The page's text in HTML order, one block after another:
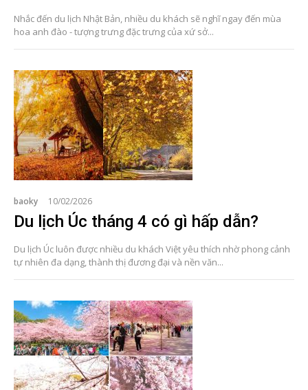
Nhắc đến du lịch Nhật Bản, nhiều du khách sẽ nghĩ ngay đến mùa
hoa anh đào - tượng trưng đặc trưng của xứ sở...
baoky 10/02/2026
Du lịch Úc tháng 4 có gì hấp dẫn?
Du lịch Úc luôn được nhiều du khách Việt yêu thích nhờ phong cảnh
tự nhiên đa dạng, thành thị đương đại và nền văn...